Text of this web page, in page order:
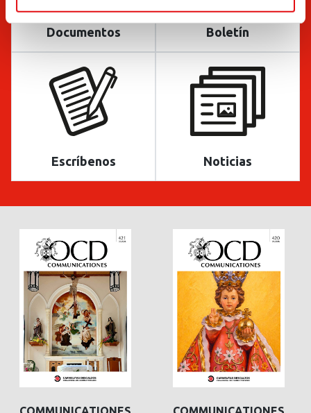
Documentos Boletín
Escríbenos Noticias